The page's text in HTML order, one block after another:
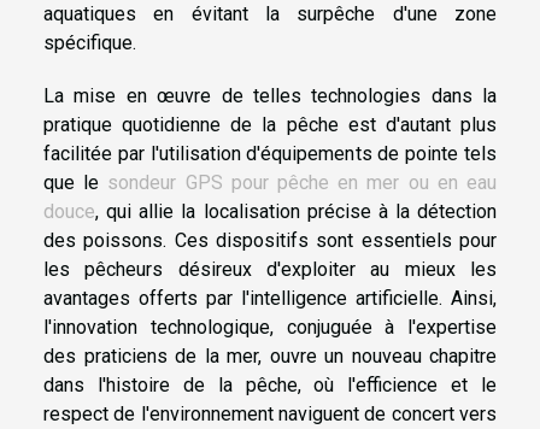
aquatiques en évitant la surpêche d'une zone
spécifique.
La mise en œuvre de telles technologies dans la
pratique quotidienne de la pêche est d'autant plus
facilitée par l'utilisation d'équipements de pointe tels
que le sondeur GPS pour pêche en mer ou en eau
douce, qui allie la localisation précise à la détection
des poissons. Ces dispositifs sont essentiels pour
les pêcheurs désireux d'exploiter au mieux les
avantages offerts par l'intelligence artificielle. Ainsi,
l'innovation technologique, conjuguée à l'expertise
des praticiens de la mer, ouvre un nouveau chapitre
dans l'histoire de la pêche, où l'efficience et le
respect de l'environnement naviguent de concert vers